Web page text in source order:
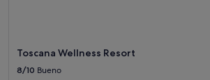
Toscana Wellness Resort
8/10 Bueno